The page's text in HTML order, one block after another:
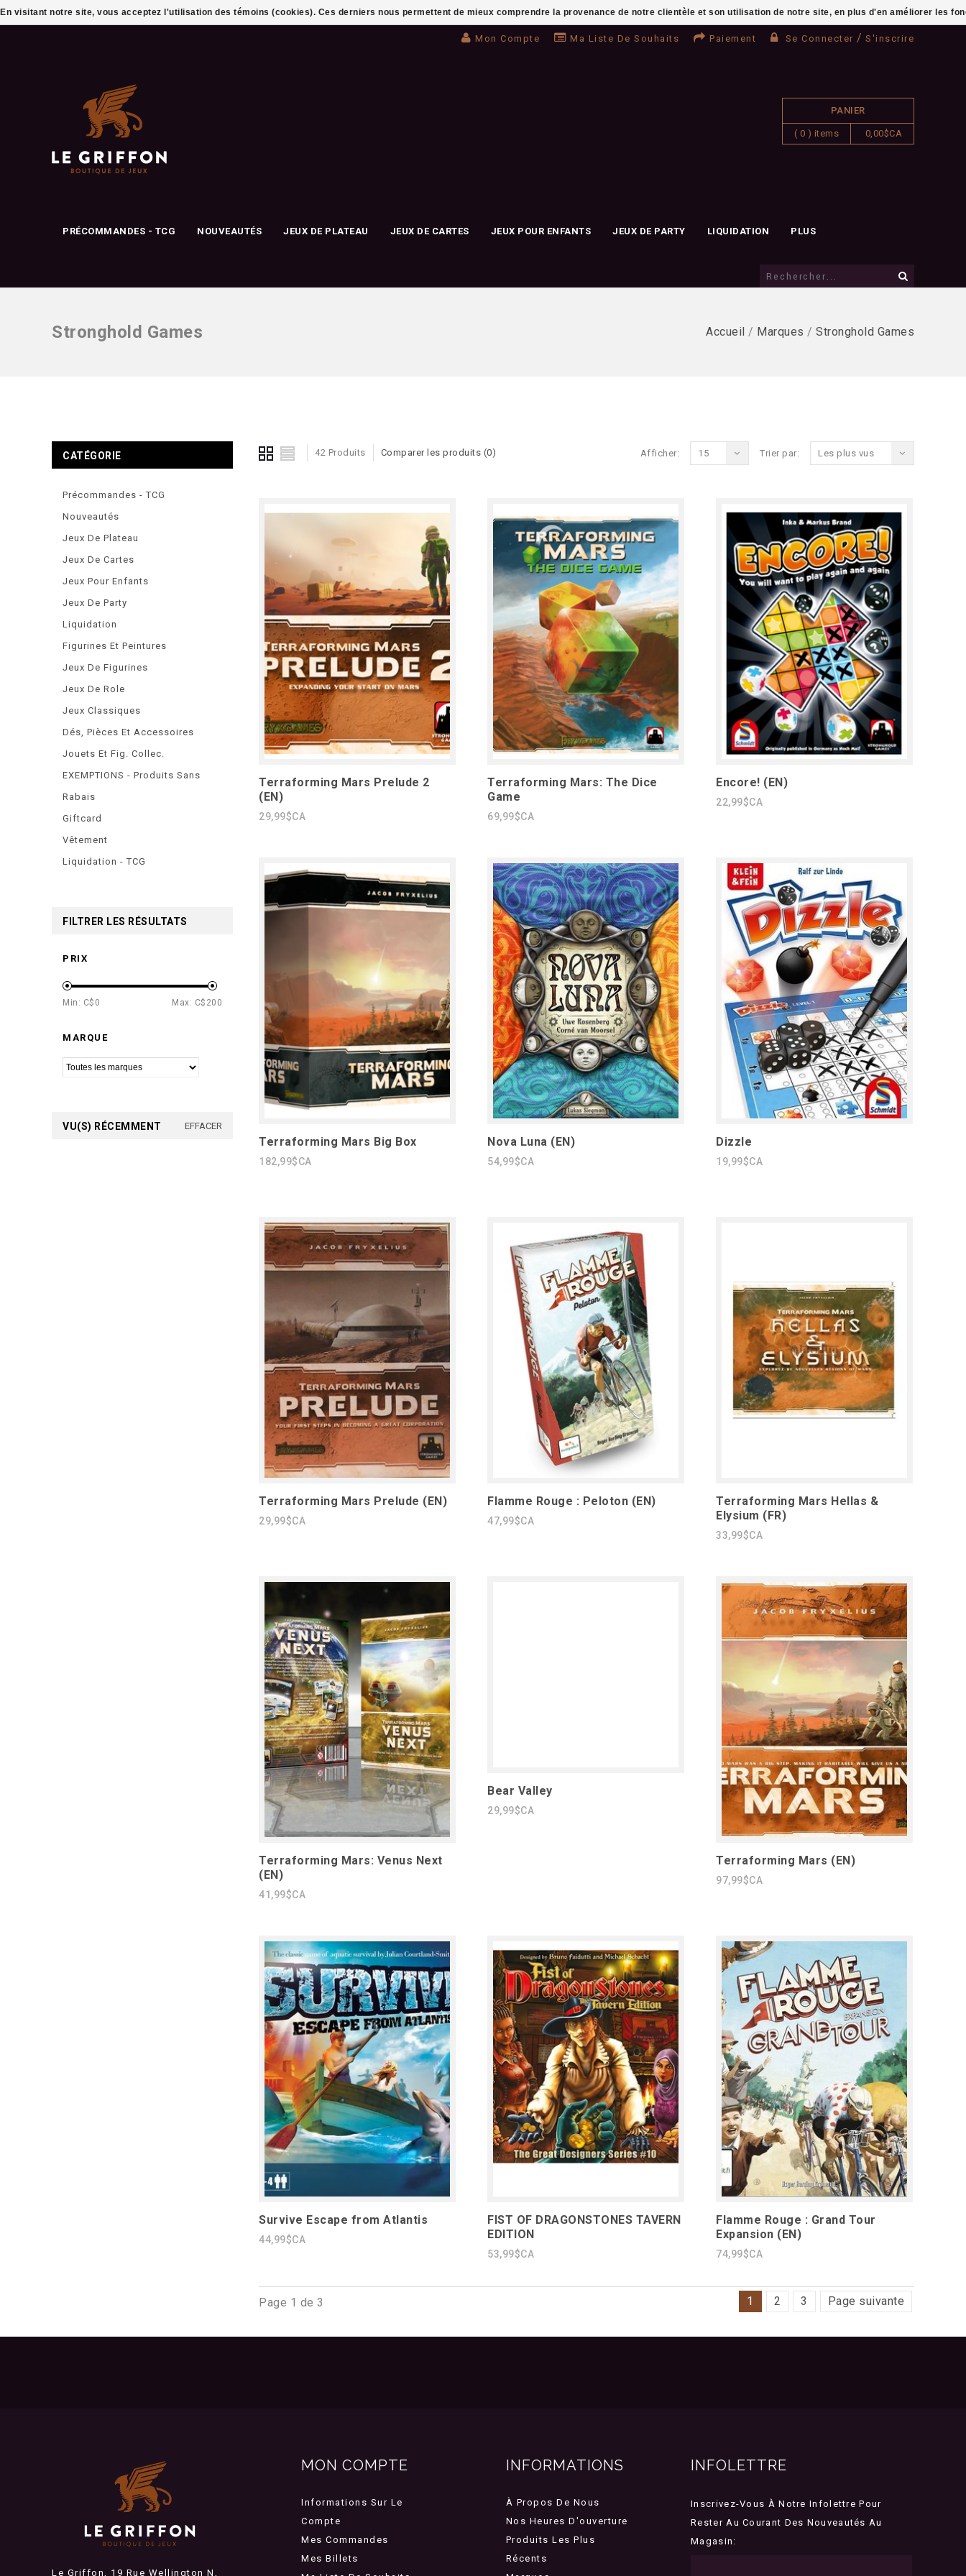
Mon Compte Ma Liste De Souhaits Paiement Se Connecter / S'inscrire
PANIER
( 0 ) items 0,00$CA
PRÉCOMMANDES - TCG NOUVEAUTÉS JEUX DE PLATEAU JEUX DE CARTES JEUX POUR ENFANTS JEUX DE PARTY LIQUIDATION PLUS
Stronghold Games Accueil / Marques / Stronghold Games
42 Produits Comparer les produits (0) Trier par: Les plus vus
Afficher: 15
Terraforming Mars Prelude 2
(EN)
29,99$CA
Terraforming Mars: The Dice
Game
69,99$CA
Encore! (EN)
22,99$CA
Terraforming Mars Big Box
182,99$CA
Nova Luna (EN)
54,99$CA
Dizzle
19,99$CA
Terraforming Mars Prelude (EN)
29,99$CA
Flamme Rouge : Peloton (EN)
47,99$CA
Terraforming Mars Hellas &
Elysium (FR)
33,99$CA
Terraforming Mars: Venus Next
(EN)
41,99$CA
Bear Valley
29,99$CA
Terraforming Mars (EN)
97,99$CA
Survive Escape from Atlantis
44,99$CA
FIST OF DRAGONSTONES TAVERN
EDITION
53,99$CA
Flamme Rouge : Grand Tour
Expansion (EN)
74,99$CA
Page 1 de 3 1 2 3 Page suivante
CATÉGORIE
Précommandes - TCG
Nouveautés
Jeux De Plateau
Jeux De Cartes
Jeux Pour Enfants
Jeux De Party
Liquidation
Figurines Et Peintures
Jeux De Figurines
Jeux De Role
Jeux Classiques
Dés, Pièces Et Accessoires
Jouets Et Fig. Collec.
EXEMPTIONS - Produits Sans
Rabais
Giftcard
Vêtement
Liquidation - TCG
FILTRER LES RÉSULTATS
PRIX
Min: C$ 0 Max: C$ 200
MARQUE
VU(S) RÉCEMMENT EFFACER
Le Griffon, 19 Rue Wellington N,
MON COMPTE
Informations Sur Le
Compte
Mes Commandes
Mes Billets
INFORMATIONS
À Propos De Nous
Nos Heures D'ouverture
Produits Les Plus
Récents
INFOLETTRE
Inscrivez-Vous À Notre Infolettre Pour
Rester Au Courant Des Nouveautés Au
Magasin:
En visitant notre site, vous acceptez l'utilisation des témoins (cookies). Ces derniers nous permettent de mieux comprendre la provenance de notre clientèle et son utilisation de notre site, en plus d'en améliorer les